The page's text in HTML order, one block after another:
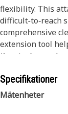
flexibility. This
difficult-to-reach
comprehensive
extension tool
the air cleaner by
equipment.
Specifikationer
Mätenheter